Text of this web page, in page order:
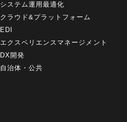
システム運用最適化
クラウド&プラットフォーム
EDI
エクスペリエンスマネージメント
DX開発
自治体・公共